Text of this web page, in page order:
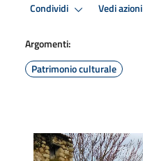
Condividi Vedi azioni
Argomenti:
Patrimonio culturale